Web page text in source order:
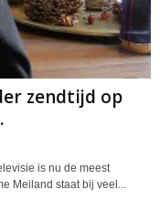
zendtijd op
is nu de meest
Meiland staat bij veel...